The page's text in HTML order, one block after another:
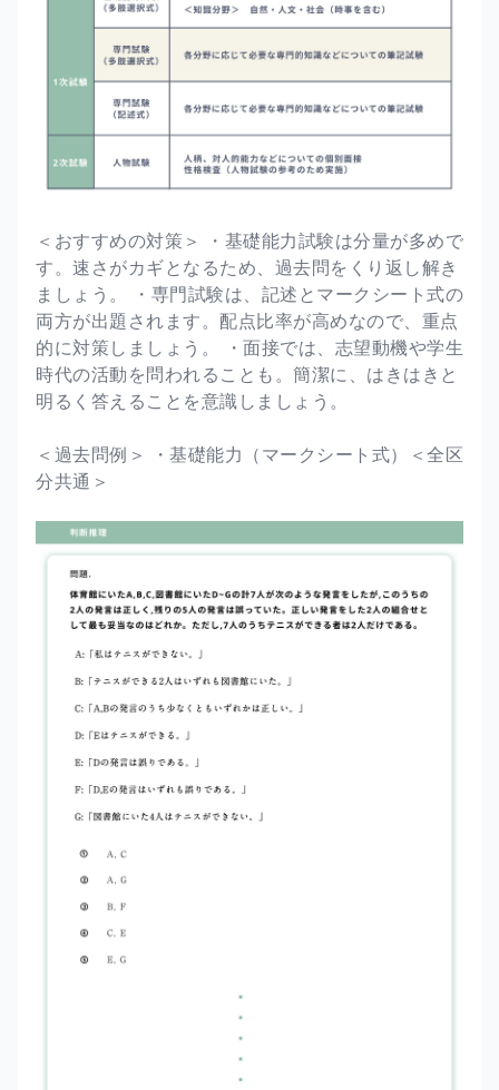
＜おすすめの対策＞ ・基礎能力試験は分量が多めで
す。速さがカギとなるため、過去問をくり返し解き
ましょう。 ・専門試験は、記述とマークシート式の
両方が出題されます。配点比率が高めなので、重点
的に対策しましょう。 ・面接では、志望動機や学生
時代の活動を問われることも。簡潔に、はきはきと
明るく答えることを意識しましょう。
＜過去問例＞ ・基礎能力（マークシート式）＜全区
分共通＞